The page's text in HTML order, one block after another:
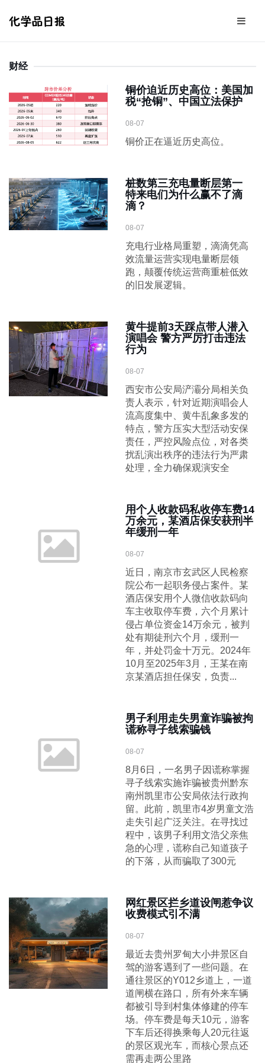
财经
铜价迫近历史高位：美国加
税“抢铜”、中国立法保护
08-07
铜价正在逼近历史高位。
桩数第三充电量断层第一
特来电们为什么赢不了滴
滴？
08-07
充电行业格局重塑，滴滴凭高
效流量运营实现电量断层领
跑，颠覆传统运营商重桩低效
的旧发展逻辑。
黄牛提前3天踩点带人潜入
演唱会 警方严厉打击违法
行为
08-07
西安市公安局浐灞分局相关负
责人表示，针对近期演唱会人
流高度集中、黄牛乱象多发的
特点，警方压实大型活动安保
责任，严控风险点位，对各类
扰乱演出秩序的违法行为严肃
处理，全力确保观演安全
用个人收款码私收停车费14
万余元，某酒店保安获刑半
年缓刑一年
08-07
近日，南京市玄武区人民检察
院公布一起职务侵占案件。某
酒店保安用个人微信收款码向
车主收取停车费，六个月累计
侵占单位资金14万余元，被判
处有期徒刑六个月，缓刑一
年，并处罚金十万元。2024年
10月至2025年3月，王某在南
京某酒店担任保安，负责...
男子利用走失男童诈骗被拘
谎称寻子线索骗钱
08-07
8月6日，一名男子因谎称掌握
寻子线索实施诈骗被贵州黔东
南州凯里市公安局依法行政拘
留。此前，凯里市4岁男童文浩
走失引起广泛关注。在寻找过
程中，该男子利用文浩父亲焦
急的心理，谎称自己知道孩子
的下落，从而骗取了300元
网红景区拦乡道设闸惹争议
收费模式引不满
08-07
最近去贵州罗甸大小井景区自
驾的游客遇到了一些问题。在
通往景区的Y012乡道上，一道
道闸横在路口，所有外来车辆
都被引导到村集体修建的停车
场。停车费是每天10元，游客
下车后还得换乘每人20元往返
的景区观光车，而核心景点还
需再走两公里路